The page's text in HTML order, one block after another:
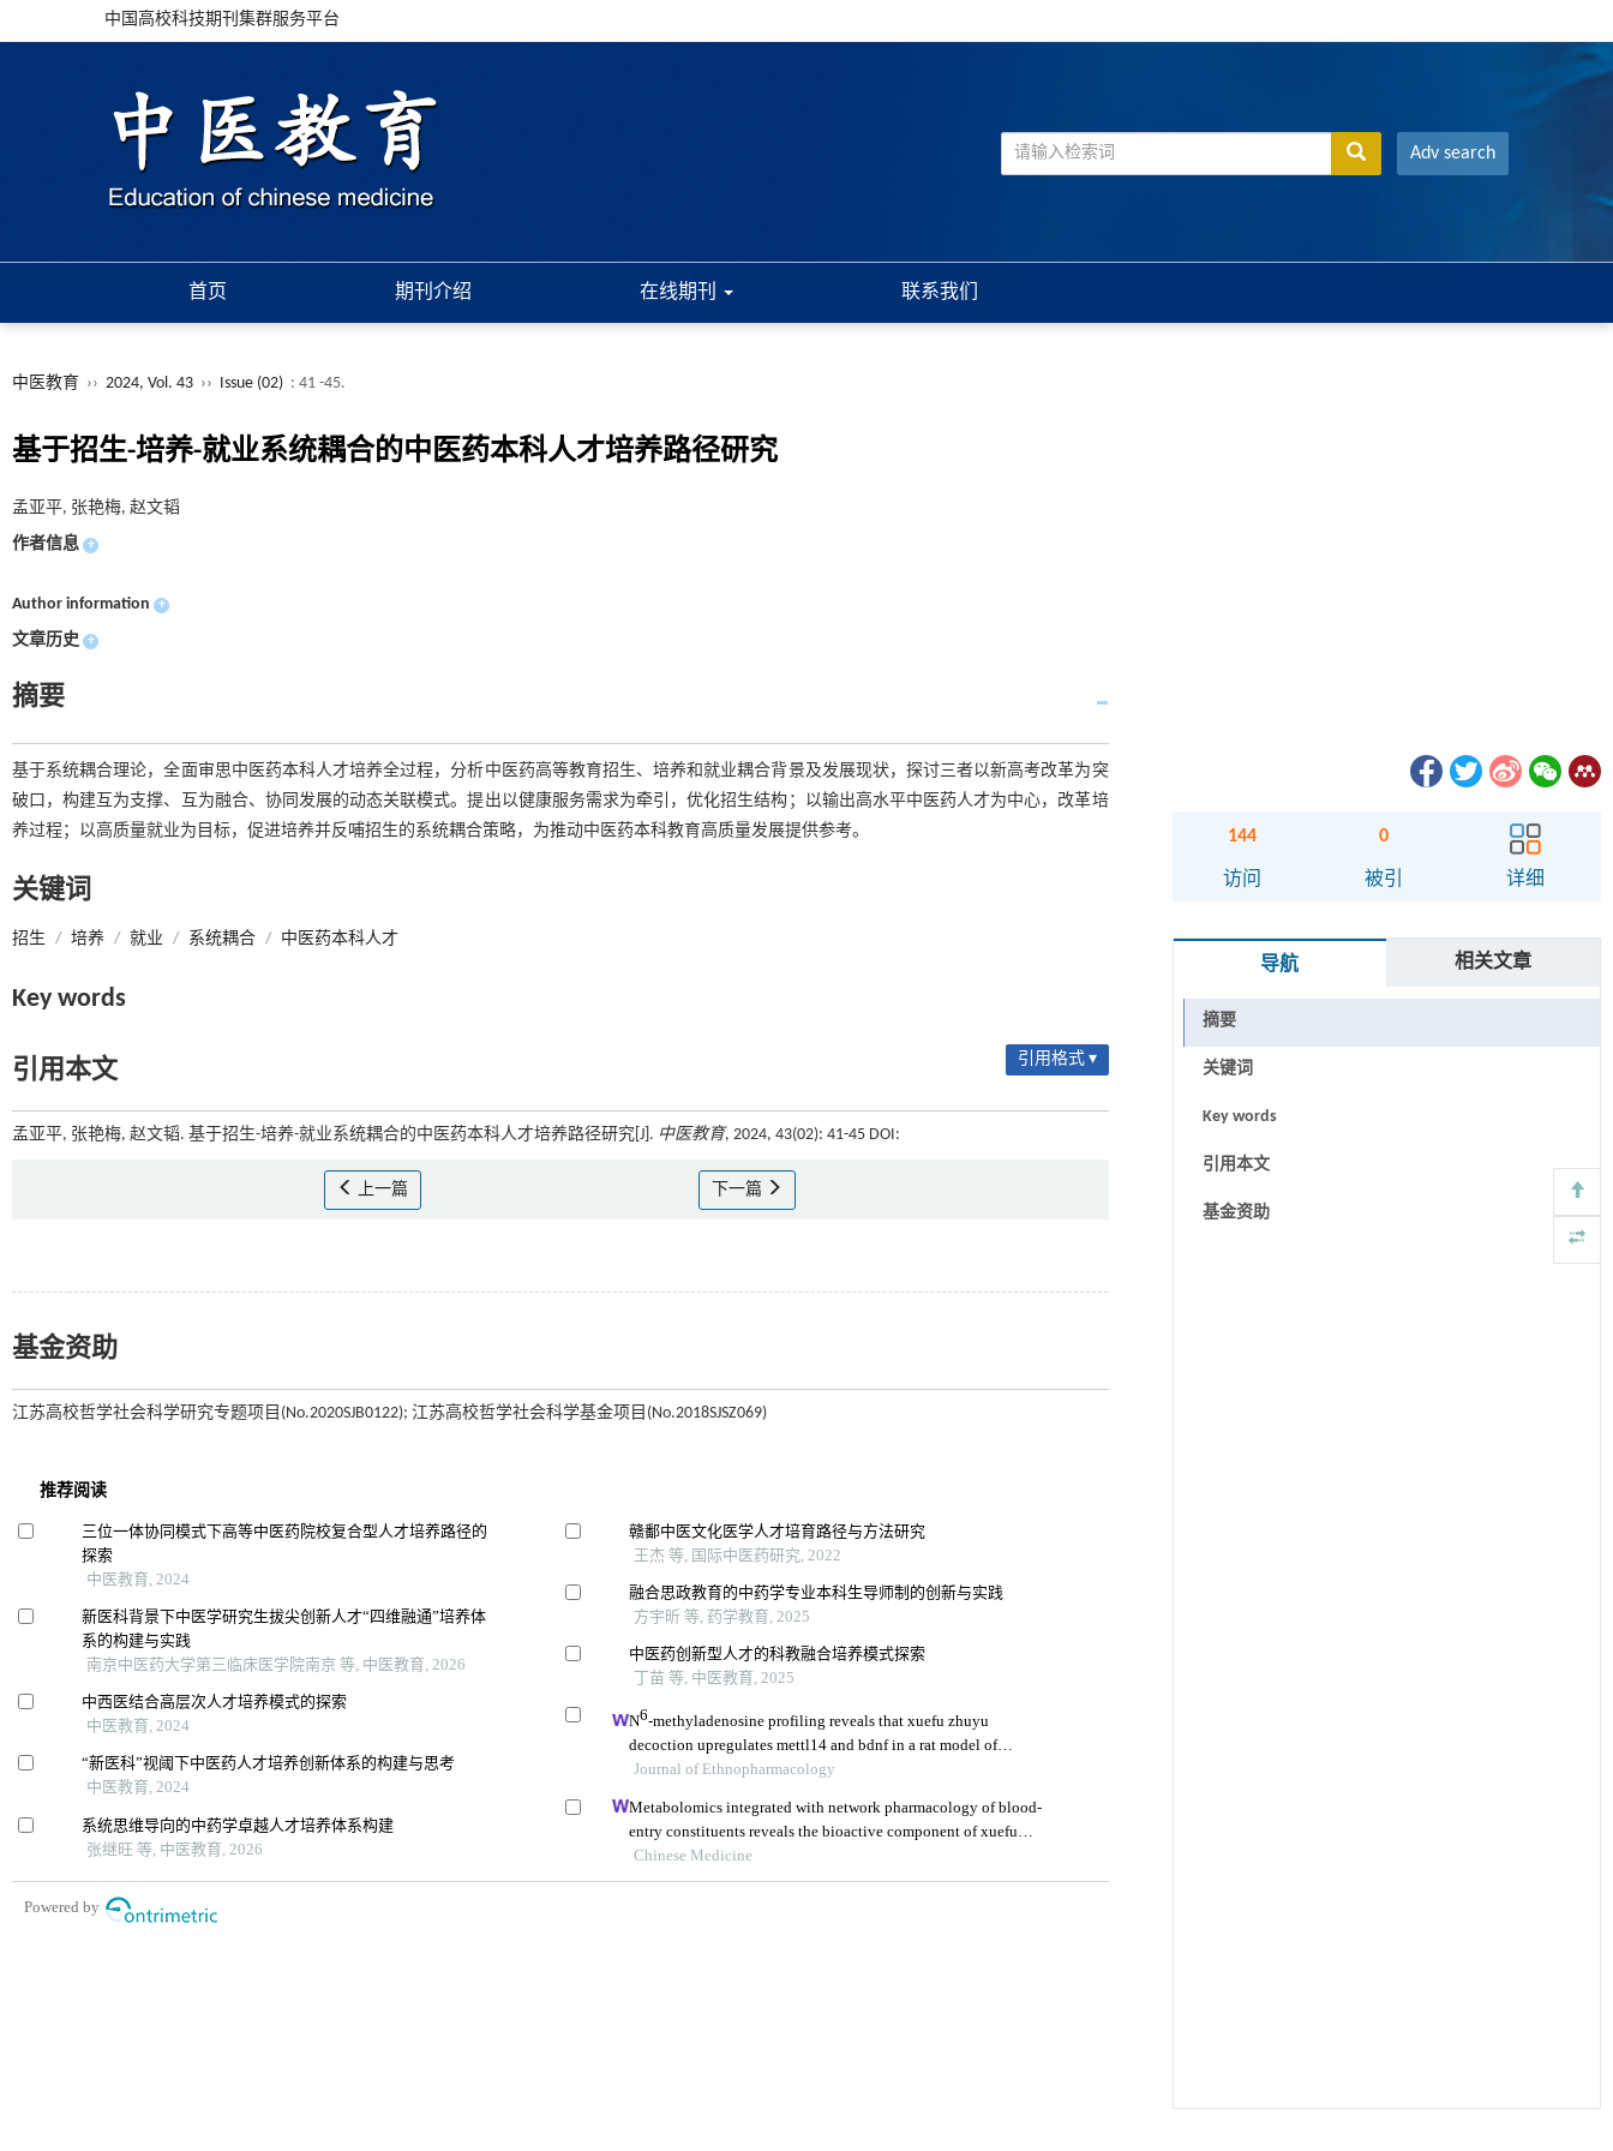
中国高校科技期刊集群服务平台
Adv search
首页 期刊介绍 在线期刊 联系我们
中医教育 ›› 2024, Vol. 43 ›› Issue (02) : 41 -45.
基于招生-培养-就业系统耦合的中医药本科人才培养路径研究
孟亚平, 张艳梅, 赵文韬
作者信息 +
Author information +
文章历史 +
摘要
基于系统耦合理论，全面审思中医药本科人才培养全过程，分析中医药高等教育招生、培养和就业耦合背景及发展现状，探讨三者以新高考改革为突
破口，构建互为支撑、互为融合、协同发展的动态关联模式。提出以健康服务需求为牵引，优化招生结构；以输出高水平中医药人才为中心，改革培
养过程；以高质量就业为目标，促进培养并反哺招生的系统耦合策略，为推动中医药本科教育高质量发展提供参考。
关键词
招生 / 培养 / 就业 / 系统耦合 / 中医药本科人才
Key words
引用本文 引用格式 ▾
孟亚平, 张艳梅, 赵文韬. 基于招生-培养-就业系统耦合的中医药本科人才培养路径研究[J]. 中医教育, 2024, 43(02): 41-45 DOI:
上一篇 下一篇
基金资助
江苏高校哲学社会科学研究专题项目(No.2020SJB0122); 江苏高校哲学社会科学基金项目(No.2018SJSZ069)
144
访问
0
被引 详细
导航 相关文章
摘要
关键词
Key words
引用本文
基金资助